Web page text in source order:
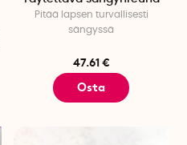
Pitää lapsen turvallisesti
sängyssä
47.61 €
Osta